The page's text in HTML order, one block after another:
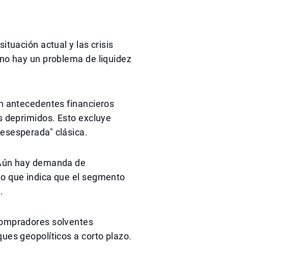
actual y las crisis
hay un problema de liquidez
antecedentes financieros
deprimidos. Esto excluye
clásica.
hay demanda de
que indica que el segmento
solventes
geopolíticos a corto plazo.